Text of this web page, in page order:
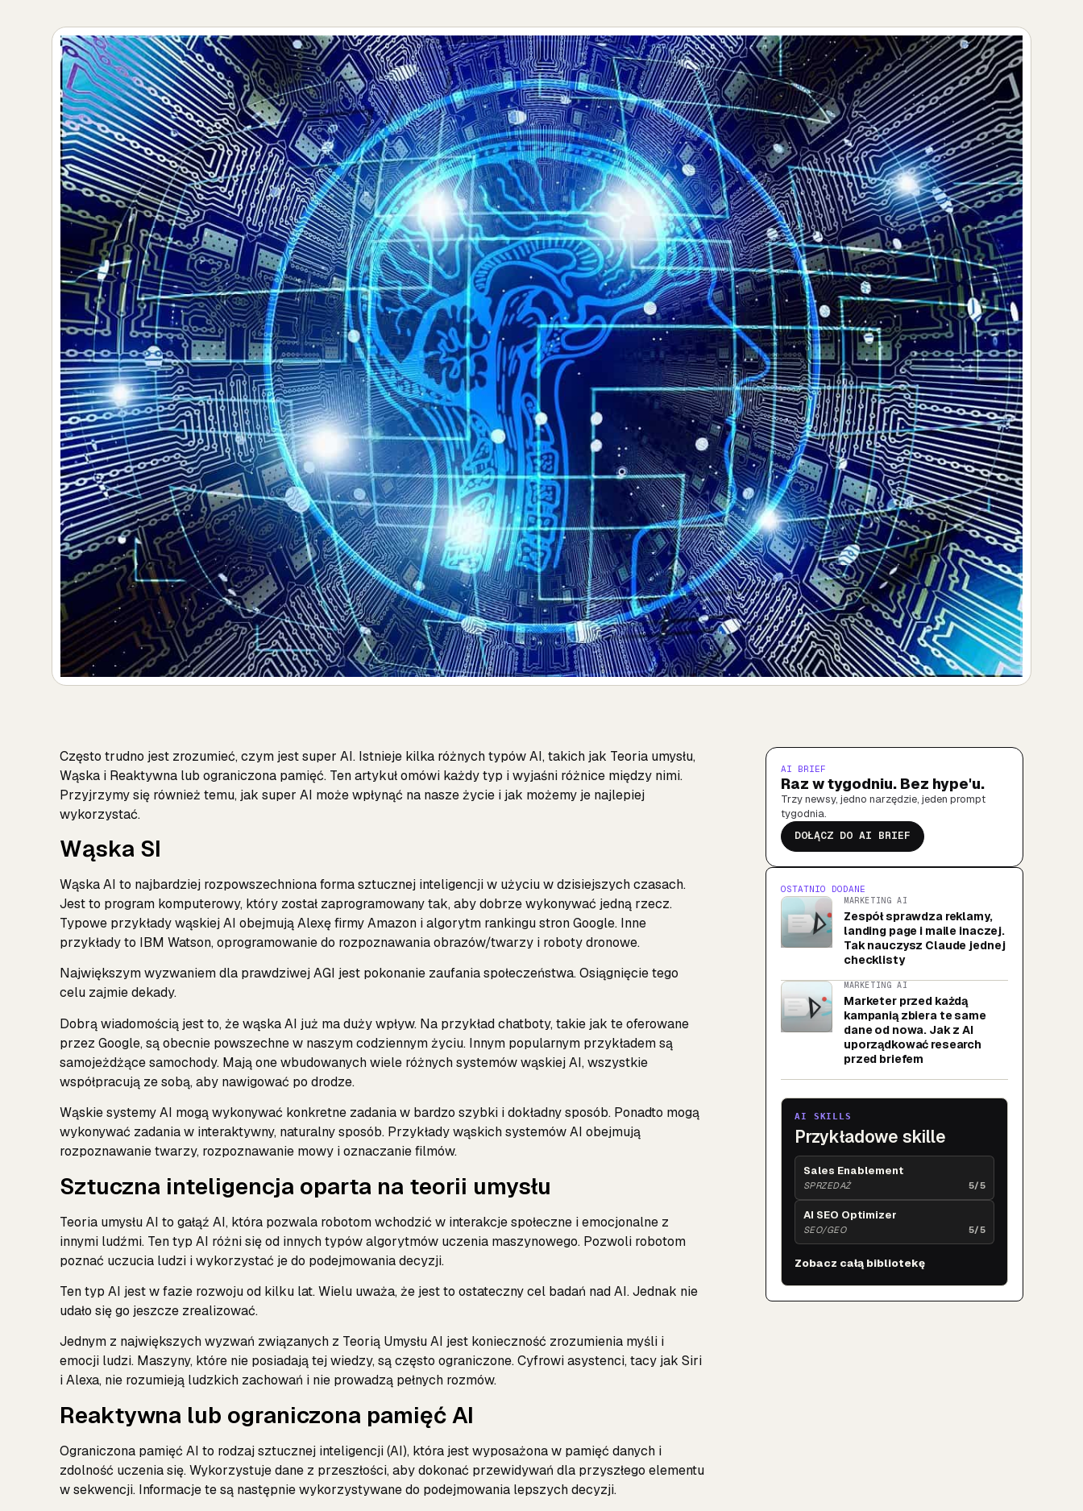
Często trudno jest zrozumieć, czym jest super AI. Istnieje kilka różnych typów AI, takich jak Teoria umysłu,
Wąska i Reaktywna lub ograniczona pamięć. Ten artykuł omówi każdy typ i wyjaśni różnice między nimi.
Przyjrzymy się również temu, jak super AI może wpłynąć na nasze życie i jak możemy je najlepiej
wykorzystać.
Wąska SI
Wąska AI to najbardziej rozpowszechniona forma sztucznej inteligencji w użyciu w dzisiejszych czasach.
Jest to program komputerowy, który został zaprogramowany tak, aby dobrze wykonywać jedną rzecz.
Typowe przykłady wąskiej AI obejmują Alexę firmy Amazon i algorytm rankingu stron Google. Inne
przykłady to IBM Watson, oprogramowanie do rozpoznawania obrazów/twarzy i roboty dronowe.
Największym wyzwaniem dla prawdziwej AGI jest pokonanie zaufania społeczeństwa. Osiągnięcie tego
celu zajmie dekady.
Dobrą wiadomością jest to, że wąska AI już ma duży wpływ. Na przykład chatboty, takie jak te oferowane
przez Google, są obecnie powszechne w naszym codziennym życiu. Innym popularnym przykładem są
samojeżdżące samochody. Mają one wbudowanych wiele różnych systemów wąskiej AI, wszystkie
współpracują ze sobą, aby nawigować po drodze.
Wąskie systemy AI mogą wykonywać konkretne zadania w bardzo szybki i dokładny sposób. Ponadto mogą
wykonywać zadania w interaktywny, naturalny sposób. Przykłady wąskich systemów AI obejmują
rozpoznawanie twarzy, rozpoznawanie mowy i oznaczanie filmów.
Sztuczna inteligencja oparta na teorii umysłu
Teoria umysłu AI to gałąź AI, która pozwala robotom wchodzić w interakcje społeczne i emocjonalne z
innymi ludźmi. Ten typ AI różni się od innych typów algorytmów uczenia maszynowego. Pozwoli robotom
poznać uczucia ludzi i wykorzystać je do podejmowania decyzji.
Ten typ AI jest w fazie rozwoju od kilku lat. Wielu uważa, że jest to ostateczny cel badań nad AI. Jednak nie
udało się go jeszcze zrealizować.
Jednym z największych wyzwań związanych z Teorią Umysłu AI jest konieczność zrozumienia myśli i
emocji ludzi. Maszyny, które nie posiadają tej wiedzy, są często ograniczone. Cyfrowi asystenci, tacy jak Siri
i Alexa, nie rozumieją ludzkich zachowań i nie prowadzą pełnych rozmów.
Reaktywna lub ograniczona pamięć AI
Ograniczona pamięć AI to rodzaj sztucznej inteligencji (AI), która jest wyposażona w pamięć danych i
zdolność uczenia się. Wykorzystuje dane z przeszłości, aby dokonać przewidywań dla przyszłego elementu
w sekwencji. Informacje te są następnie wykorzystywane do podejmowania lepszych decyzji.
AI BRIEF
Raz w tygodniu. Bez hype'u.
Trzy newsy, jedno narzędzie, jeden prompt
tygodnia.
DOŁĄCZ DO AI BRIEF
OSTATNIO DODANE
MARKETING AI
Zespół sprawdza reklamy,
landing page i maile inaczej.
Tak nauczysz Claude jednej
checklisty
MARKETING AI
Marketer przed każdą
kampanią zbiera te same
dane od nowa. Jak z AI
uporządkować research
przed briefem
AI SKILLS
Przykładowe skille
Sales Enablement
SPRZEDAŻ 5/5
AI SEO Optimizer
SEO/GEO 5/5
Zobacz całą bibliotekę